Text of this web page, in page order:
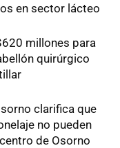
en sector lácteo
millones para
quirúrgico
clarifica que
no pueden
de Osorno